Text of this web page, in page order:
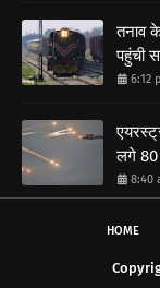
तनाव
पहुंची
6:12
लगे 80
8:40
HOME